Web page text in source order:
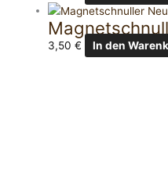
3,50€ In den